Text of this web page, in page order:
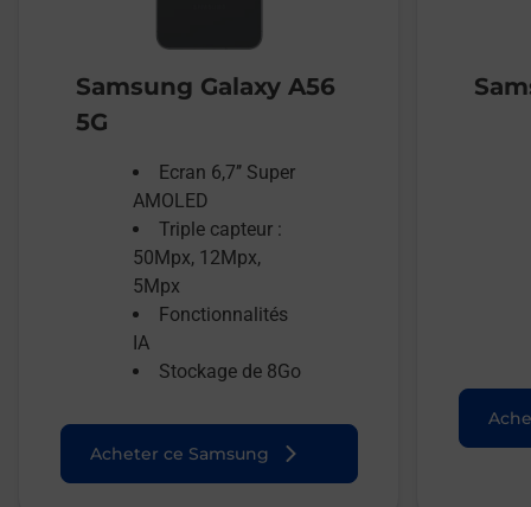
Samsung Galaxy A56
5G
Ecran 6,7’’ Super
AMOLED
Triple capteur :
50Mpx, 12Mpx,
5Mpx
Fonctionnalités
IA
Stockage de 8Go
Acheter ce Samsung